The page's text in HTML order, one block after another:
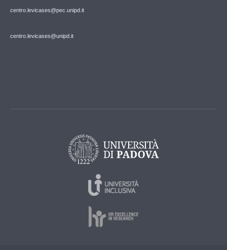
centro.levicases@pec.unipd.it
centro.levicases@unipd.it